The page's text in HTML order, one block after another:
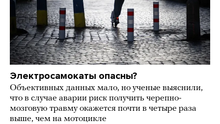
Электросамокаты опасны?
Объективных данных мало, но ученые выяснили,
что в случае аварии риск получить черепно-
мозговую травму окажется почти в четыре раза
выше, чем на мотоцикле